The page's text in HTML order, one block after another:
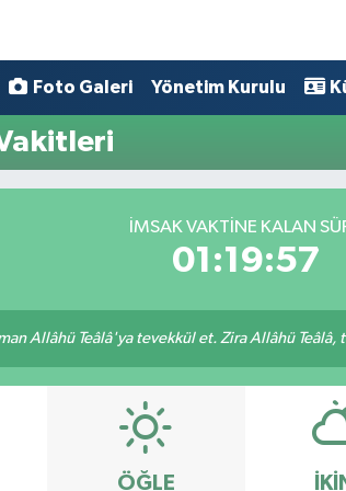
Foto Galeri Yönetim Kurulu
İMSAK VAKTINE KALAN
01:19:57
Allâhü Teâlâ'ya tevekkül et. Zira Allâhü Teâlâ,
ÖĞLE